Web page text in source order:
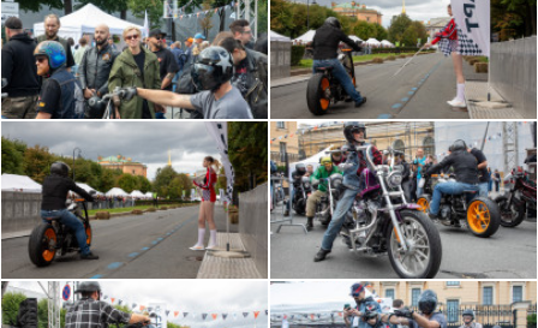
17 августа, Воскресенье
ГЛАВНАЯ СЦЕНА
12:00 - Начало работы основной сцены.
12:45 – Представление зоны «Мото ТРИАЛ»
13:10 – Представление «Шара смелости»
13:35 - Представление «Кастом-зоны» и Русской
Сотки
14:10 - Выступление музыкальной группы «Живая
Сталь»
15:10 - Представление детской площадки, детский